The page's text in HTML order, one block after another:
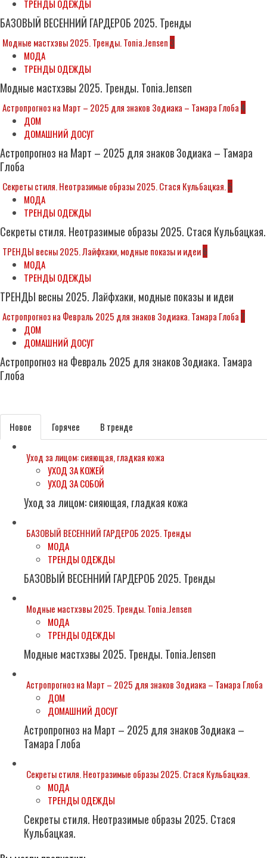
ТРЕНДЫ ОДЕЖДЫ
БАЗОВЫЙ ВЕСЕННИЙ ГАРДЕРОБ 2025. Тренды
Модные мастхэвы 2025. Тренды. Tonia.Jensen 3
МОДА
ТРЕНДЫ ОДЕЖДЫ
Модные мастхэвы 2025. Тренды. Tonia.Jensen
Астропрогноз на Март – 2025 для знаков Зодиака – Тамара Глоба4
ДОМ
ДОМАШНИЙ ДОСУГ
Астропрогноз на Март – 2025 для знаков Зодиака – Тамара
Глоба
Секреты стиля. Неотразимые образы 2025. Стася Кульбацкая.5
МОДА
ТРЕНДЫ ОДЕЖДЫ
Секреты стиля. Неотразимые образы 2025. Стася Кульбацкая.
ТРЕНДЫ весны 2025. Лайфхаки, модные показы и идеи6
МОДА
ТРЕНДЫ ОДЕЖДЫ
ТРЕНДЫ весны 2025. Лайфхаки, модные показы и идеи
Астропрогноз на Февраль 2025 для знаков Зодиака. Тамара Глоба 7
ДОМ
ДОМАШНИЙ ДОСУГ
Астропрогноз на Февраль 2025 для знаков Зодиака. Тамара
Глоба
Новое Горячее В тренде
Уход за лицом: сияющая, гладкая кожа
УХОД ЗА КОЖЕЙ
УХОД ЗА СОБОЙ
Уход за лицом: сияющая, гладкая кожа
БАЗОВЫЙ ВЕСЕННИЙ ГАРДЕРОБ 2025. Тренды
МОДА
ТРЕНДЫ ОДЕЖДЫ
БАЗОВЫЙ ВЕСЕННИЙ ГАРДЕРОБ 2025. Тренды
Модные мастхэвы 2025. Тренды. Tonia.Jensen
МОДА
ТРЕНДЫ ОДЕЖДЫ
Модные мастхэвы 2025. Тренды. Tonia.Jensen
Астропрогноз на Март – 2025 для знаков Зодиака – Тамара Глоба
ДОМ
ДОМАШНИЙ ДОСУГ
Астропрогноз на Март – 2025 для знаков Зодиака –
Тамара Глоба
Секреты стиля. Неотразимые образы 2025. Стася Кульбацкая.
МОДА
ТРЕНДЫ ОДЕЖДЫ
Секреты стиля. Неотразимые образы 2025. Стася
Кульбацкая.